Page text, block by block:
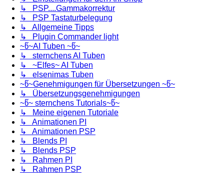
↳ PSP....Gammakorrektur
↳ PSP Tastaturbelegung
↳ Allgemeine Tipps
↳ Plugin Commander light
~წ~AI Tuben ~წ~
↳ sternchens AI Tuben
↳ ~Elfes~ AI Tuben
↳ elsenimas Tuben
~წ~Genehmigungen für Übersetzungen ~წ~
↳ Übersetzungsgenehmigungen
~წ~ sternchens Tutorials~წ~
↳ Meine eigenen Tutoriale
↳ Animationen PI
↳ Animationen PSP
↳ Blends PI
↳ Blends PSP
↳ Rahmen PI
↳ Rahmen PSP